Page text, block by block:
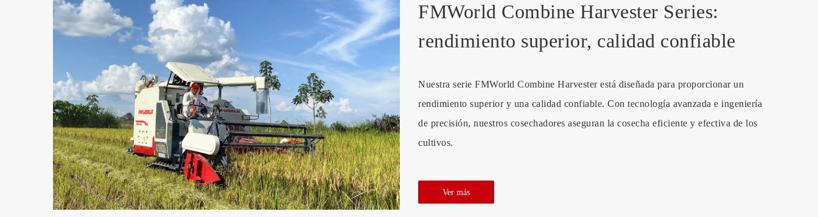
FMWorld Combine Harvester Series:
rendimiento superior, calidad confiable
Nuestra serie FMWorld Combine Harvester está diseñada para proporcionar un
rendimiento superior y una calidad confiable. Con tecnología avanzada e ingeniería
de precisión, nuestros cosechadores aseguran la cosecha eficiente y efectiva de los
cultivos.
Ver más